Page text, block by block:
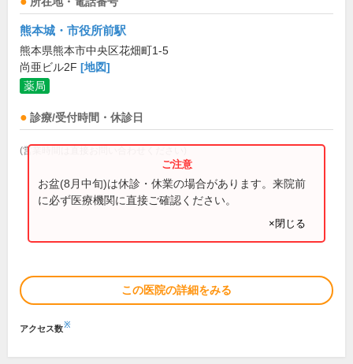
熊本城・市役所前駅
熊本県熊本市中央区花畑町1-5
尚亜ビル2F [地図]
薬局
診療/受付時間・休診日
(営業時間は直接お問い合わせください)
お盆(8月中旬)は休診・休業の場合があります。来院前
に必ず医療機関に直接ご確認ください。
×閉じる
この医院の詳細をみる
アクセス数※